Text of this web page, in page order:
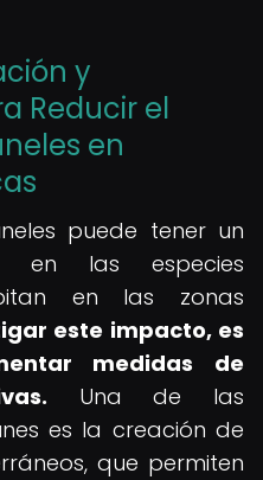
y
Reducir el
en
puede tener un
en las especies
en las zonas
este impacto, es
medidas de
Una de las
es la creación de
que permiten